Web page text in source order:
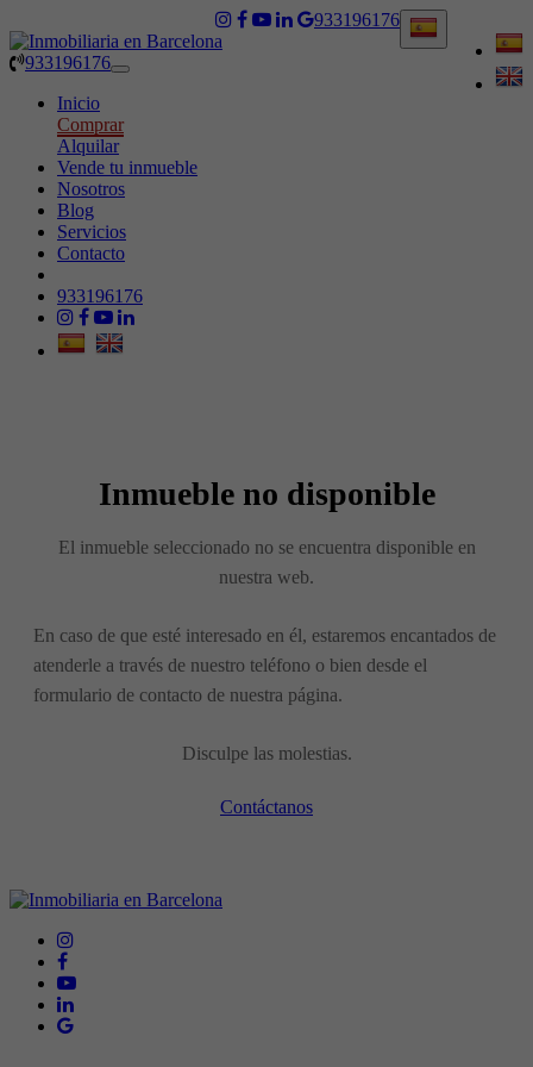
933196176
933196176
Toggle
Inicio
Comprar
Alquilar
Vende tu inmueble
Nosotros
Blog
Servicios
Contacto
933196176
Inmueble no disponible
El inmueble seleccionado no se encuentra disponible en
nuestra web.
En caso de que esté interesado en él, estaremos encantados de
atenderle a través de nuestro teléfono o bien desde el
formulario de contacto de nuestra página.
Disculpe las molestias.
Contáctanos